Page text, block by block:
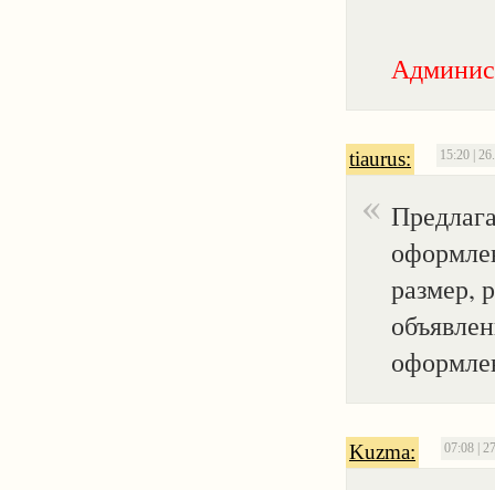
tiaurus: 15:20 |
размер,
Kuzma: 07:08 |